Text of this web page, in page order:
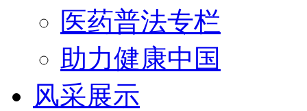
医药普法专栏
助力健康中国
风采展示